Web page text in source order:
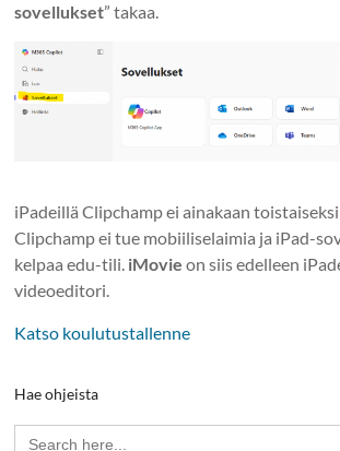
sovellukset” takaa.
iPadeillä Clipchamp ei ainakaan
Clipchamp ei tue mobiiliselaimia ja iPad-
kelpaa edu-tili. iMovieon siis edelleen
videoeditori.
Katso koulutustallenne
Hae ohjeista
Search